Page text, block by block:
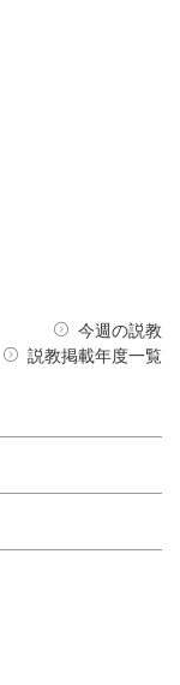
今週の説教
説教掲載年度一覧